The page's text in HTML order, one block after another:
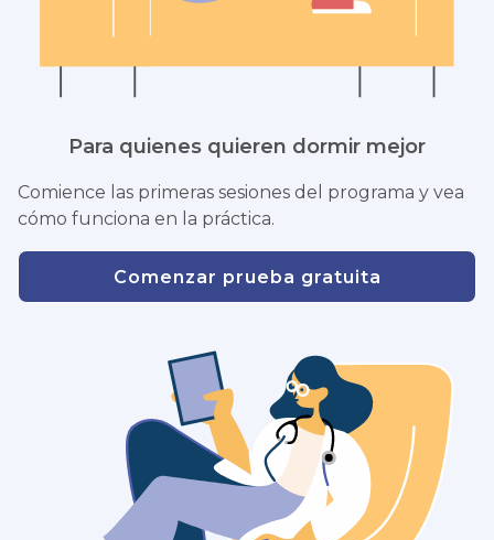
Para quienes quieren dormir mejor
Comience las primeras sesiones del programa y vea
cómo funciona en la práctica.
Comenzar prueba gratuita